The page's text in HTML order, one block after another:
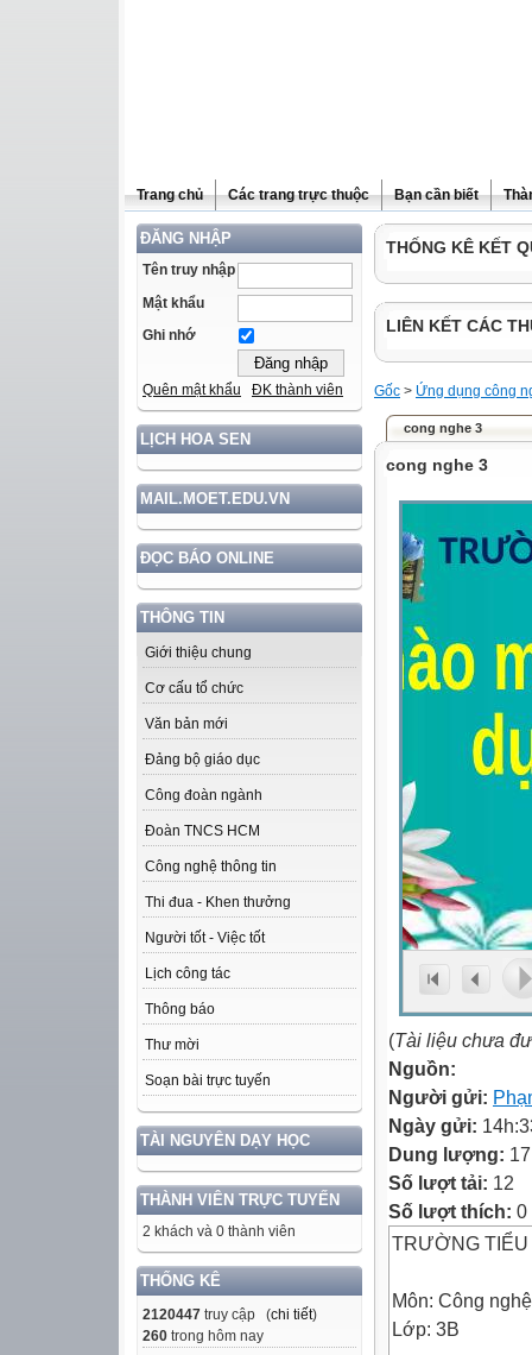
Trang chủ Các trang trực thuộc Bạn cần biết
ĐĂNG NHẬP
Tên truy nhập
Mật khẩu
Ghi nhớ
Quên mật khẩu ĐK thành viên
LỊCH HOA SEN
MAIL.MOET.EDU.VN
ĐỌC BÁO ONLINE
THÔNG TIN
Giới thiệu chung
Cơ cấu tổ chức
Văn bản mới
Đảng bộ giáo dục
Công đoàn ngành
Đoàn TNCS HCM
Công nghệ thông tin
Thi đua - Khen thưởng
Người tốt - Việc tốt
Lịch công tác
Thông báo
Thư mời
Soạn bài trực tuyến
TÀI NGUYÊN DẠY HỌC
THÀNH VIÊN TRỰC TUYẾN
2 khách và 0 thành viên
THỐNG KÊ
2120447 truy cập (chi tiết)
260 trong hôm nay
THỐNG KÊ KẾT
LIÊN KẾT CÁC
Gốc > Ứng dụng công
cong nghe 3
cong nghe 3
(Tài liệu chưa
Nguồn:
Người gửi:
Ngày gửi:
Dung lượng:
Số lượt tải: 12
Số lượt thích: 0
TRƯỜNG
Môn: Công nghệ
Lớp: 3B